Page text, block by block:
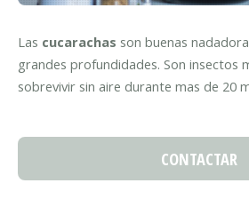
Las cucarachas son buenas
grandes profundidades. Son insectos
sobrevivir sin aire durante mas de 20
CONTACTAR